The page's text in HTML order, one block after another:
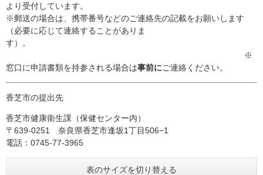
より受付しています。
※郵送の場合は、携帯番号などのご連絡先の記載をお願いします
（必要に応じて連絡することがありま
す）。
※
窓口に申請書類を持参される場合は事前にご連絡ください。
香芝市の提出先
香芝市健康衛生課（保健センター内）
〒639-0251 奈良県香芝市逢坂1丁目506−1
電話：0745-77-3965
表のサイズを切り替える